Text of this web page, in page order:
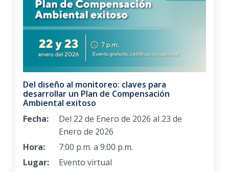
Del diseño al monitoreo: claves para
desarrollar un Plan de Compensación
Ambiental exitoso
Fecha:
Del 22 de Enero de 2026 al 23 de
Enero de 2026
Hora:
7:00 p.m. a 9:00 p.m.
Lugar:
Evento virtual